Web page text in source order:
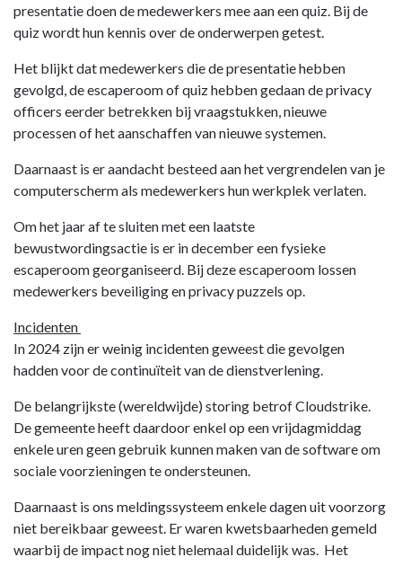
presentatie doen de medewerkers mee aan een quiz. Bij de
quiz wordt hun kennis over de onderwerpen getest.
Het blijkt dat medewerkers die de presentatie hebben
gevolgd, de escaperoom of quiz hebben gedaan de privacy
officers eerder betrekken bij vraagstukken, nieuwe
processen of het aanschaffen van nieuwe systemen.
Daarnaast is er aandacht besteed aan het vergrendelen van je
computerscherm als medewerkers hun werkplek verlaten.
Om het jaar af te sluiten met een laatste
bewustwordingsactie is er in december een fysieke
escaperoom georganiseerd. Bij deze escaperoom lossen
medewerkers beveiliging en privacy puzzels op.
Incidenten
In 2024 zijn er weinig incidenten geweest die gevolgen
hadden voor de continuïteit van de dienstverlening.
De belangrijkste (wereldwijde) storing betrof Cloudstrike.
De gemeente heeft daardoor enkel op een vrijdagmiddag
enkele uren geen gebruik kunnen maken van de software om
sociale voorzieningen te ondersteunen.
Daarnaast is ons meldingssysteem enkele dagen uit voorzorg
niet bereikbaar geweest. Er waren kwetsbaarheden gemeld
waarbij de impact nog niet helemaal duidelijk was. Het